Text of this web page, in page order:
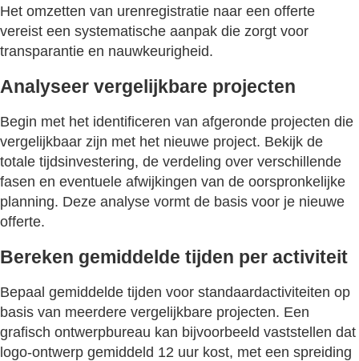
Het omzetten van urenregistratie naar een offerte
vereist een systematische aanpak die zorgt voor
transparantie en nauwkeurigheid.
Analyseer vergelijkbare projecten
Begin met het identificeren van afgeronde projecten die
vergelijkbaar zijn met het nieuwe project. Bekijk de
totale tijdsinvestering, de verdeling over verschillende
fasen en eventuele afwijkingen van de oorspronkelijke
planning. Deze analyse vormt de basis voor je nieuwe
offerte.
Bereken gemiddelde tijden per activiteit
Bepaal gemiddelde tijden voor standaardactiviteiten op
basis van meerdere vergelijkbare projecten. Een
grafisch ontwerpbureau kan bijvoorbeeld vaststellen dat
logo-ontwerp gemiddeld 12 uur kost, met een spreiding